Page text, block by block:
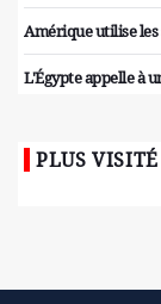
Amérique utilise
L'Égypte appelle à
PLUS VISITÉ